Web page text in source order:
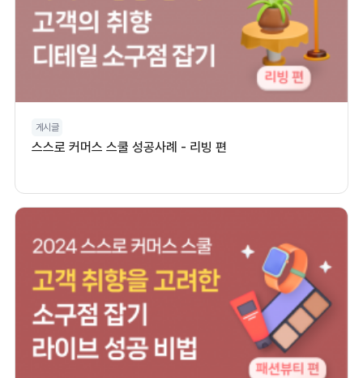
게시글
스스로 커머스 스쿨 성공사례 - 리빙 편